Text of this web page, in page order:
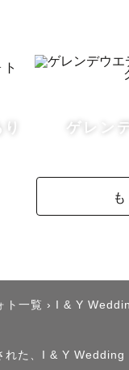
寧に編集します！
おります。ご了承
ゲレン
ト一覧 › I & Y
た、I & Y Wedding